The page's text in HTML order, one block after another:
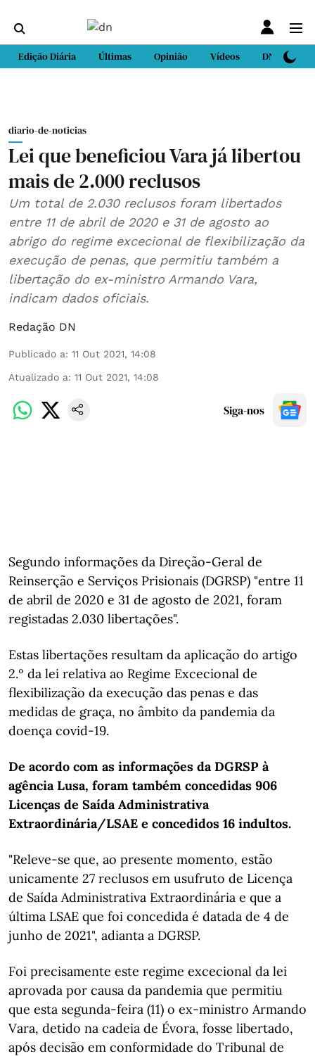
Edição Diária Últimas Opinião Vídeos DN Sport
diario-de-noticias
Lei que beneficiou Vara já libertou
mais de 2.000 reclusos
Um total de 2.030 reclusos foram libertados
entre 11 de abril de 2020 e 31 de agosto ao
abrigo do regime excecional de flexibilização da
execução de penas, que permitiu também a
libertação do ex-ministro Armando Vara,
indicam dados oficiais.
Redação DN
Publicado a: 11 Out 2021, 14:08
Atualizado a: 11 Out 2021, 14:08
Siga-nos
Segundo informações da Direção-Geral de
Reinserção e Serviços Prisionais (DGRSP) "entre 11
de abril de 2020 e 31 de agosto de 2021, foram
registadas 2.030 libertações".
Estas libertações resultam da aplicação do artigo
2.º da lei relativa ao Regime Excecional de
flexibilização da execução das penas e das
medidas de graça, no âmbito da pandemia da
doença covid-19.
De acordo com as informações da DGRSP à
agência Lusa, foram também concedidas 906
Licenças de Saída Administrativa
Extraordinária/LSAE e concedidos 16 indultos.
"Releve-se que, ao presente momento, estão
unicamente 27 reclusos em usufruto de Licença
de Saída Administrativa Extraordinária e que a
última LSAE que foi concedida é datada de 4 de
junho de 2021", adianta a DGRSP.
Foi precisamente este regime excecional da lei
aprovada por causa da pandemia que permitiu
que esta segunda-feira (11) o ex-ministro Armando
Vara, detido na cadeia de Évora, fosse libertado,
após decisão em conformidade do Tribunal de